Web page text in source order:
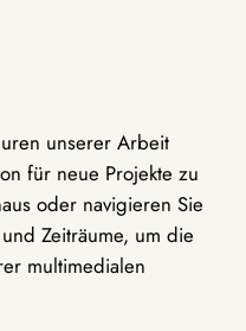
unserer Arbeit
für neue Projekte zu
oder navigieren Sie
Zeiträume, um die
multimedialen